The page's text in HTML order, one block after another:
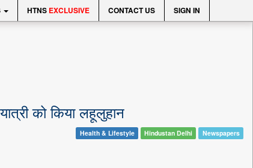
HTNS EXCLUSIVE CONTACT US SIGN IN
को किया लहूलुहान
Health & Lifestyle Hindustan Delhi Newspapers